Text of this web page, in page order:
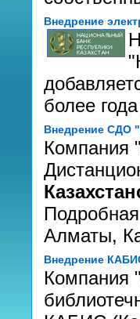
Внедрение
более
Внедрение СДО
Компания
Алматы,
Внедрение
Компания